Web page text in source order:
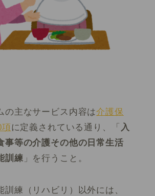
の主なサービス内容は介護保
に定義されている通り、「 入
事等の介護その他の日常生活
訓練 」を行うこと。
訓練（リハビリ）以外には、